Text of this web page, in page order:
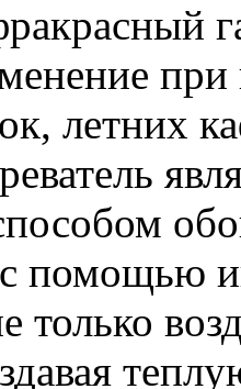
при
летних
с помощью
только